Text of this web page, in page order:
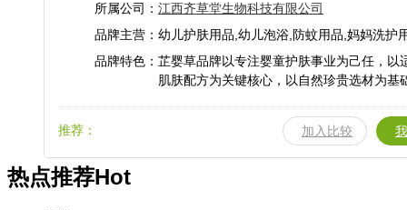
所属公司： 江西齐草堂生物科技有限公司
品牌主营：幼儿护肤用品,幼儿泡浴,防蚊用品,妈妈洗护
品牌特色：芷婴草品牌以专注婴童护肤事业为己任，以
肌肤配方为关键核心，以自然珍贵选材为基
只为给消费者提供优质的产品和服务。
推荐：
加入比较
热点推荐Hot